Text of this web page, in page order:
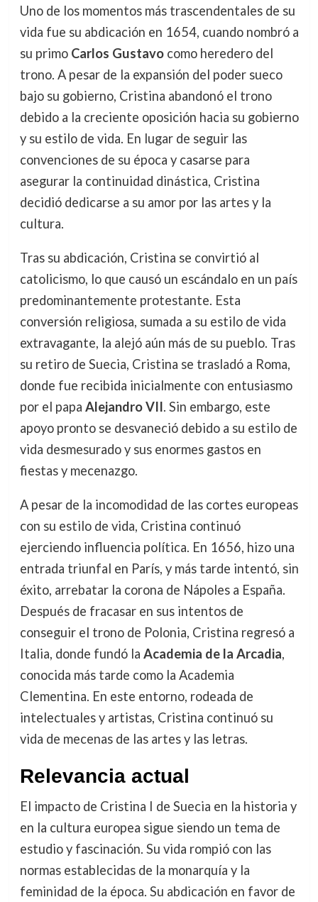
Uno de los momentos más trascendentales de su
vida fue su abdicación en 1654, cuando nombró a
su primo Carlos Gustavocomo heredero del
trono. A pesar de la expansión del poder sueco
bajo su gobierno, Cristina abandonó el trono
debido a la creciente oposición hacia su gobierno
y su estilo de vida. En lugar de seguir las
convenciones de su época y casarse para
asegurar la continuidad dinástica, Cristina
decidió dedicarse a su amor por las artes y la
cultura.
Tras su abdicación, Cristina se convirtió al
catolicismo, lo que causó un escándalo en un país
predominantemente protestante. Esta
conversión religiosa, sumada a su estilo de vida
extravagante, la alejó aún más de su pueblo. Tras
su retiro de Suecia, Cristina se trasladó a Roma,
donde fue recibida inicialmente con entusiasmo
por el papa Alejandro VII. Sin embargo, este
apoyo pronto se desvaneció debido a su estilo de
vida desmesurado y sus enormes gastos en
fiestas y mecenazgo.
A pesar de la incomodidad de las cortes europeas
con su estilo de vida, Cristina continuó
ejerciendo influencia política. En 1656, hizo una
entrada triunfal en París, y más tarde intentó, sin
éxito, arrebatar la corona de Nápoles a España.
Después de fracasar en sus intentos de
conseguir el trono de Polonia, Cristina regresó a
Italia, donde fundó la Academia de la Arcadia,
conocida más tarde como la Academia
Clementina. En este entorno, rodeada de
intelectuales y artistas, Cristina continuó su
vida de mecenas de las artes y las letras.
Relevancia actual
El impacto de Cristina I de Suecia en la historia y
en la cultura europea sigue siendo un tema de
estudio y fascinación. Su vida rompió con las
normas establecidas de la monarquía y la
feminidad de la época. Su abdicación en favor de